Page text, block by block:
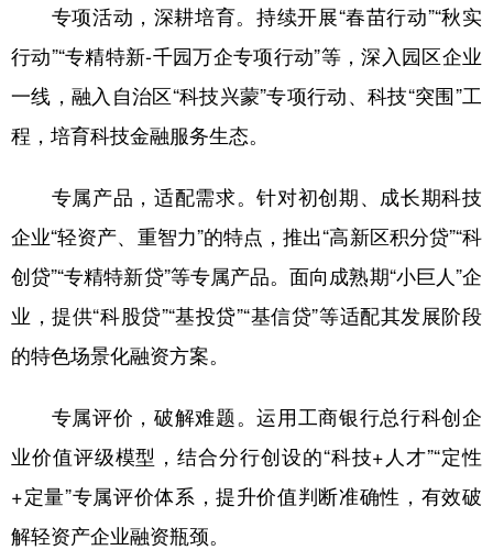
四川 云南
陕西 甘肃 青海 宁夏
新疆 内蒙古
English Español Français عربى
Русский язык 日本語 한국어
Deutsch Português
专项活动，深耕培育。持续开展“春苗行动”“秋实
行动”“专精特新-千园万企专项行动”等，深入园区企业
一线，融入自治区“科技兴蒙”专项行动、科技“突围”工
程，培育科技金融服务生态。
专属产品，适配需求。针对初创期、成长期科技
企业“轻资产、重智力”的特点，推出“高新区积分贷”“科
创贷”“专精特新贷”等专属产品。面向成熟期“小巨人”企
业，提供“科股贷”“基投贷”“基信贷”等适配其发展阶段
的特色场景化融资方案。
专属评价，破解难题。运用工商银行总行科创企
业价值评级模型，结合分行创设的“科技+人才”“定性
+定量”专属评价体系，提升价值判断准确性，有效破
解轻资产企业融资瓶颈。